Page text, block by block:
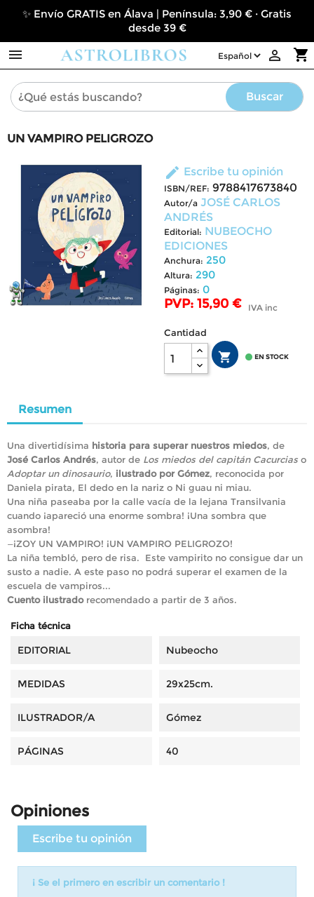
✨ Envío GRATIS en Álava | Península: 3,90 € · Gratis
desde 39 €
 shopping_cart

Buscar
UN VAMPIRO PELIGROZO
edit Escribe tu opinión
ISBN/REF: 9788417673840
Autor/a JOSÉ CARLOS
ANDRÉS
Editorial: NUBEOCHO
EDICIONES
Anchura: 250
Altura: 290
Páginas: 0
PVP: 15,90 € IVA inc
Cantidad
  EN STOCK
Resumen
Una divertidísima historia para superar nuestros miedos, de
José Carlos Andrés, autor de Los miedos del capitán Cacurcias o
Adoptar un dinosaurio, ilustrado por Gómez, reconocida por
Daniela pirata, El dedo en la nariz o Ni guau ni miau.
Una niña paseaba por la calle vacía de la lejana Transilvania
cuando ¡apareció una enorme sombra! ¡Una sombra que
asombra!
—¡ZOY UN VAMPIRO! ¡UN VAMPIRO PELIGROZO!
La niña tembló, pero de risa. Este vampirito no consigue dar un
susto a nadie. A este paso no podrá superar el examen de la
escuela de vampiros...
Cuento ilustradorecomendado a partir de 3 años.
Ficha técnica
EDITORIAL Nubeocho
MEDIDAS 29x25cm.
ILUSTRADOR/A Gómez
PÁGINAS 40
Opiniones
Escribe tu opinión
¡ Se el primero en escribir un comentario !